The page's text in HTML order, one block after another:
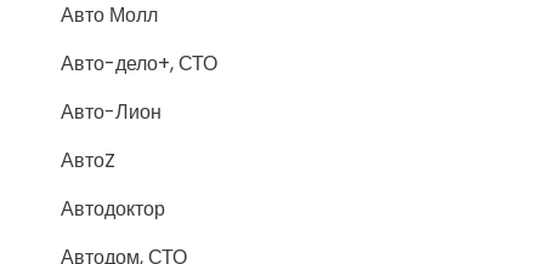
Авто Молл
Авто-дело+, СТО
Авто-Лион
АвтоZ
Автодоктор
Автодом, СТО